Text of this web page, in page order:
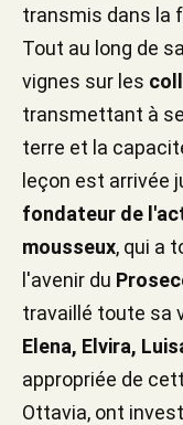
transmis dans la
Tout au long de
vignes sur les
transmettant à
terre et la
leçon est arrivée
fondateur de
mousseux, qui a
l'avenir du
travaillé toute sa
Elena, Elvira,
appropriée de
Ottavia, ont